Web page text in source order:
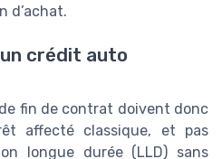
d’achat.
crédit auto
fin de contrat doivent donc
affecté classique, et pas
longue durée (LLD) sans